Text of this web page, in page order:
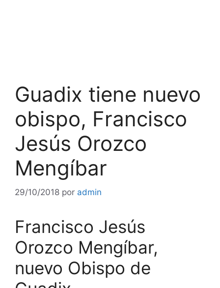
Guadix tiene nuevo
obispo, Francisco
Jesús Orozco
Mengíbar
29/10/2018 por admin
Francisco Jesús
Orozco Mengíbar,
nuevo Obispo de